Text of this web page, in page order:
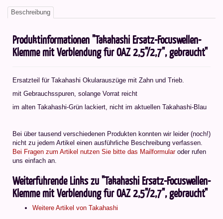
Beschreibung
Produktinformationen "Takahashi Ersatz-Focuswellen-
Klemme mit Verblendung für OAZ 2,5"/2,7", gebraucht"
Ersatzteil für Takahashi Okularauszüge mit Zahn und Trieb.
mit Gebrauchsspuren, solange Vorrat reicht
im alten Takahashi-Grün lackiert, nicht im aktuellen Takahashi-Blau
Bei über tausend verschiedenen Produkten konnten wir leider (noch!)
nicht zu jedem Artikel einen ausführliche Beschreibung verfassen.
Bei Fragen zum Artikel nutzen Sie bitte das Mailformularoder rufen
uns einfach an.
Weiterführende Links zu "Takahashi Ersatz-Focuswellen-
Klemme mit Verblendung für OAZ 2,5"/2,7", gebraucht"
Weitere Artikel von Takahashi